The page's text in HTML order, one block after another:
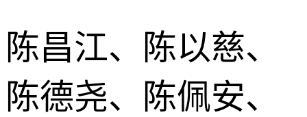
陈昌江、陈以慈、
陈德尧、陈佩安、